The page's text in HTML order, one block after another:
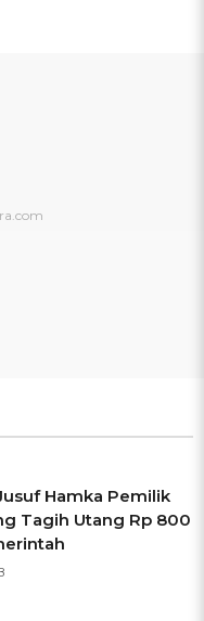
Hamka Pemilik
Tagih Utang Rp 800